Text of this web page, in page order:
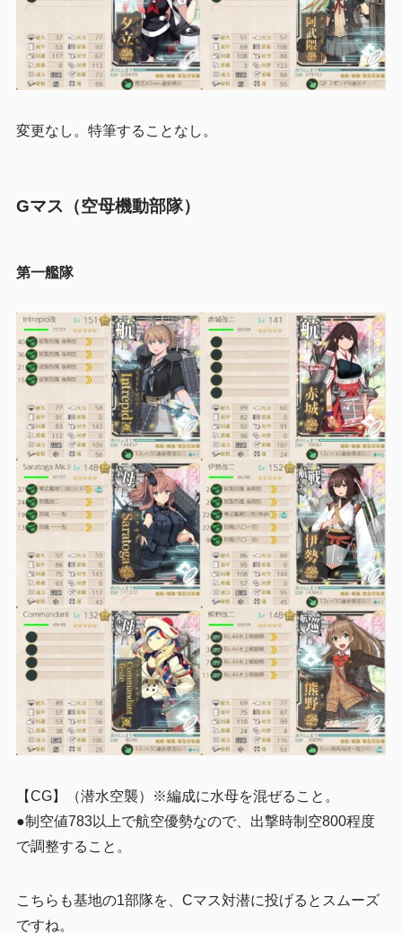
変更なし。特筆することなし。
Gマス（空母機動部隊）
第一艦隊
【CG】（潜水空襲）※編成に水母を混ぜること。
●制空値783以上で航空優勢なので、出撃時制空800程度
で調整すること。
こちらも基地の1部隊を、Cマス対潜に投げるとスムーズ
ですね。